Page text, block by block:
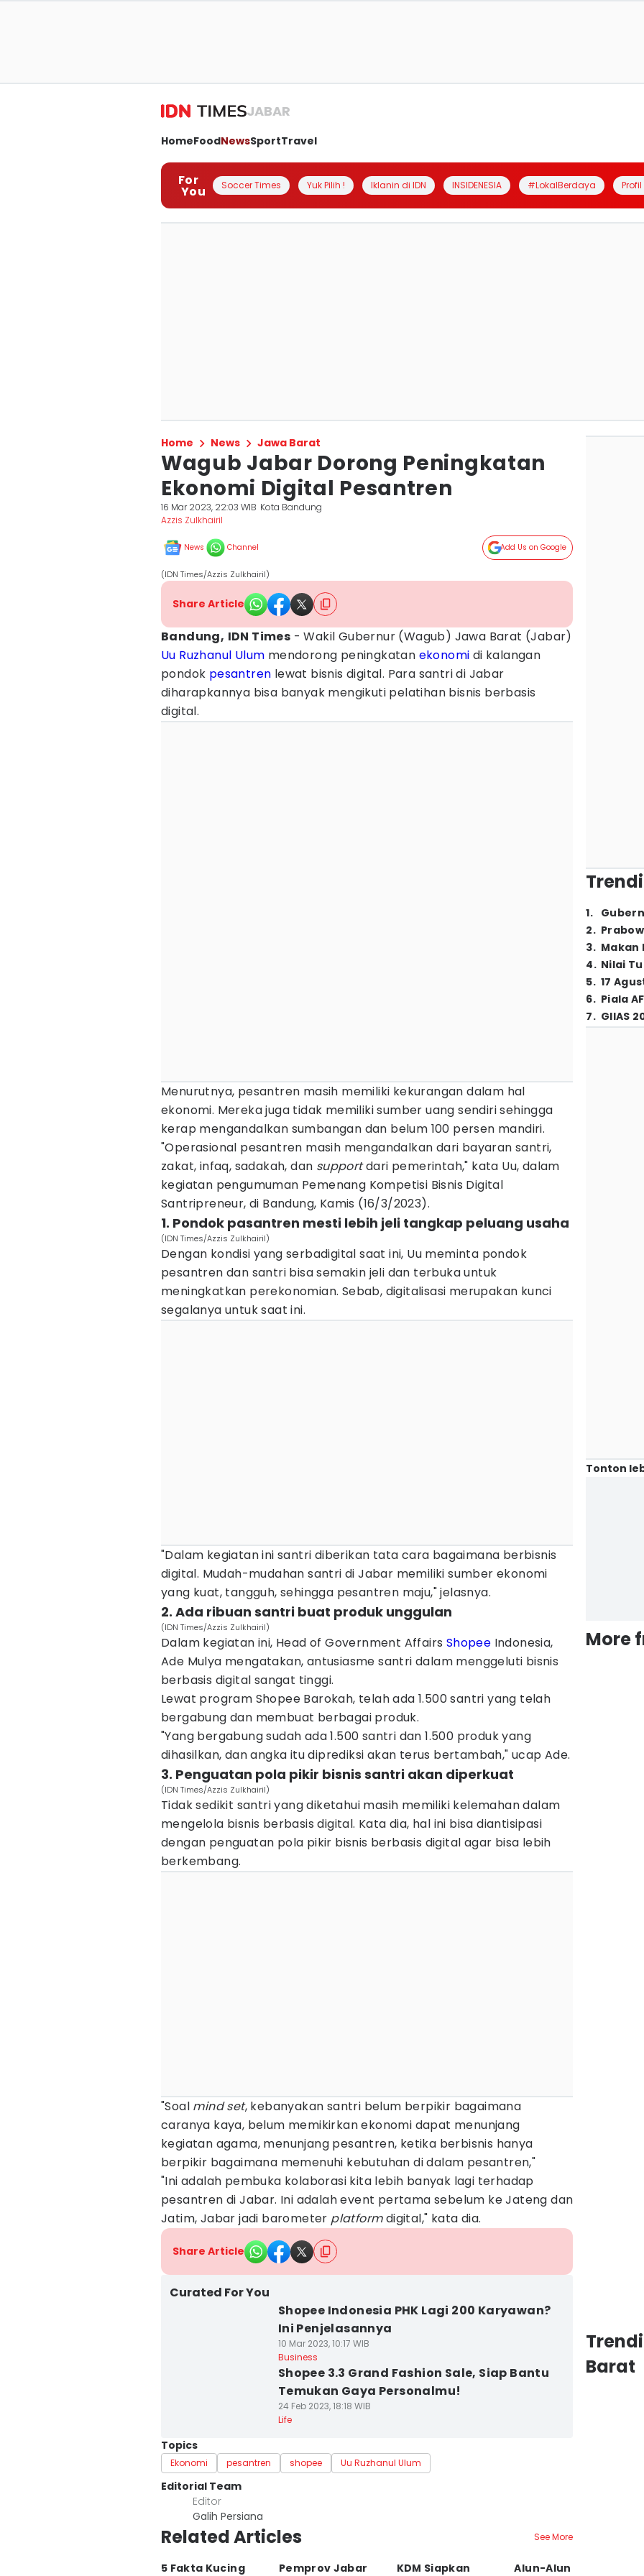
JABAR
HomeFoodNewsSportTravel
For
You Soccer Times Yuk Pilih ! Iklanin di IDN INSIDENESIA #LokalBerdaya
Home News Jawa Barat
Wagub Jabar Dorong Peningkatan
Ekonomi Digital Pesantren
16 Mar 2023, 22:03 WIB Kota Bandung
Azzis Zulkhairil
News Channel Add Us on Google
(IDN Times/Azzis Zulkhairil)
Share Article
Bandung, IDN Times - Wakil Gubernur (Wagub) Jawa Barat (Jabar)
Uu Ruzhanul Ulum mendorong peningkatan ekonomi di kalangan
pondok pesantren lewat bisnis digital. Para santri di Jabar
diharapkannya bisa banyak mengikuti pelatihan bisnis berbasis
digital.
Menurutnya, pesantren masih memiliki kekurangan dalam hal
ekonomi. Mereka juga tidak memiliki sumber uang sendiri sehingga
kerap mengandalkan sumbangan dan belum 100 persen mandiri.
"Operasional pesantren masih mengandalkan dari bayaran santri,
zakat, infaq, sadakah, dan supportdari pemerintah," kata Uu, dalam
kegiatan pengumuman Pemenang Kompetisi Bisnis Digital
Santripreneur, di Bandung, Kamis (16/3/2023).
1. Pondok pasantren mesti lebih jeli tangkap peluang usaha
(IDN Times/Azzis Zulkhairil)
Dengan kondisi yang serbadigital saat ini, Uu meminta pondok
pesantren dan santri bisa semakin jeli dan terbuka untuk
meningkatkan perekonomian. Sebab, digitalisasi merupakan kunci
segalanya untuk saat ini.
"Dalam kegiatan ini santri diberikan tata cara bagaimana berbisnis
digital. Mudah-mudahan santri di Jabar memiliki sumber ekonomi
yang kuat, tangguh, sehingga pesantren maju," jelasnya.
2. Ada ribuan santri buat produk unggulan
(IDN Times/Azzis Zulkhairil)
Dalam kegiatan ini, Head of Government Affairs Shopee Indonesia,
Ade Mulya mengatakan, antusiasme santri dalam menggeluti bisnis
berbasis digital sangat tinggi.
Lewat program Shopee Barokah, telah ada 1.500 santri yang telah
bergabung dan membuat berbagai produk.
"Yang bergabung sudah ada 1.500 santri dan 1.500 produk yang
dihasilkan, dan angka itu diprediksi akan terus bertambah," ucap Ade.
3. Penguatan pola pikir bisnis santri akan diperkuat
(IDN Times/Azzis Zulkhairil)
Tidak sedikit santri yang diketahui masih memiliki kelemahan dalam
mengelola bisnis berbasis digital. Kata dia, hal ini bisa diantisipasi
dengan penguatan pola pikir bisnis berbasis digital agar bisa lebih
berkembang.
"Soal mind set, kebanyakan santri belum berpikir bagaimana
caranya kaya, belum memikirkan ekonomi dapat menunjang
kegiatan agama, menunjang pesantren, ketika berbisnis hanya
berpikir bagaimana memenuhi kebutuhan di dalam pesantren,"
"Ini adalah pembuka kolaborasi kita lebih banyak lagi terhadap
pesantren di Jabar. Ini adalah event pertama sebelum ke Jateng dan
Jatim, Jabar jadi barometer platformdigital," kata dia.
Share Article
Curated For You
Shopee Indonesia PHK Lagi 200 Karyawan?
Ini Penjelasannya
10 Mar 2023, 10:17 WIB
Business
Shopee 3.3 Grand Fashion Sale, Siap Bantu
Temukan Gaya Personalmu!
24 Feb 2023, 18:18 WIB
Life
Topics
Ekonomi pesantren shopee Uu Ruzhanul Ulum
Editorial Team
Editor
Galih Persiana
Related Articles See More
5 Fakta Kucing Pemprov Jabar KDM Siapkan Alun-Alun
1.
2.
3. Makan
4. Nilai
5. 17
6. Piala
7. GIIAS
Tonton
More
Barat